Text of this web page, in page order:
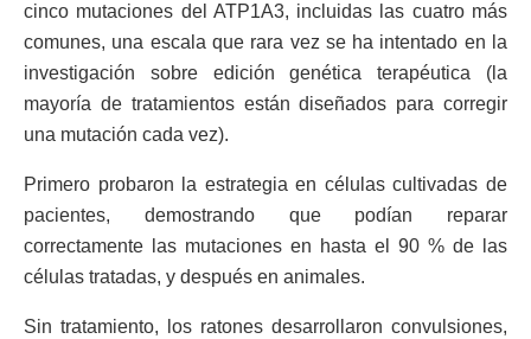
cinco mutaciones del ATP1A3, incluidas las cuatro más
comunes, una escala que rara vez se ha intentado en la
investigación sobre edición genética terapéutica (la
mayoría de tratamientos están diseñados para corregir
una mutación cada vez).
Primero probaron la estrategia en células cultivadas de
pacientes, demostrando que podían reparar
correctamente las mutaciones en hasta el 90 % de las
células tratadas, y después en animales.
Sin tratamiento, los ratones desarrollaron convulsiones,